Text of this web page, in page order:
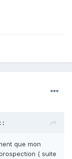
:
que mon
( suite